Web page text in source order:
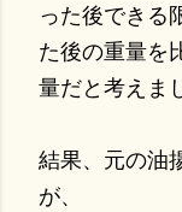
った後できる
た後の重量を
量だと考えま
結果、元の油
が、